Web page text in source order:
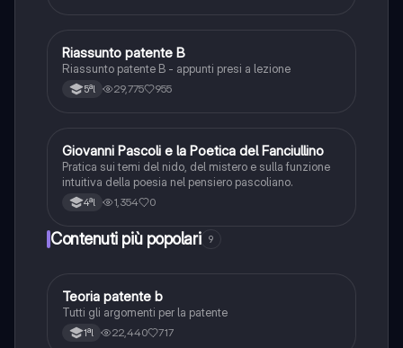
Italiano
Riassunto patente B
Riassunto patente B - appunti presi a lezione
5ªl 29,775 955
GItaliano
Giovanni Pascoli e la Poetica del Fanciullino
Pratica sui temi del nido, del mistero e sulla funzione
intuitiva della poesia nel pensiero pascoliano.
4ªl 1,354 0
Contenuti più popolari 9
Altro
Teoria patente b
Tutti gli argomenti per la patente
1ªl 22,440 717